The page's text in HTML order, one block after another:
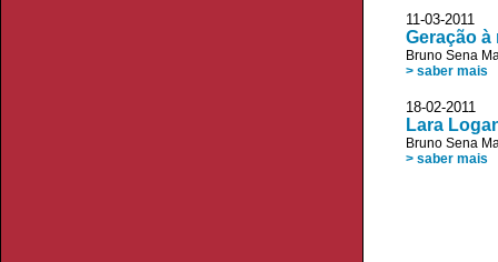
11-03-2011
Geração
Bruno Sena
> saber mais
18-02-2011
Lara
Bruno Sena
> saber mais